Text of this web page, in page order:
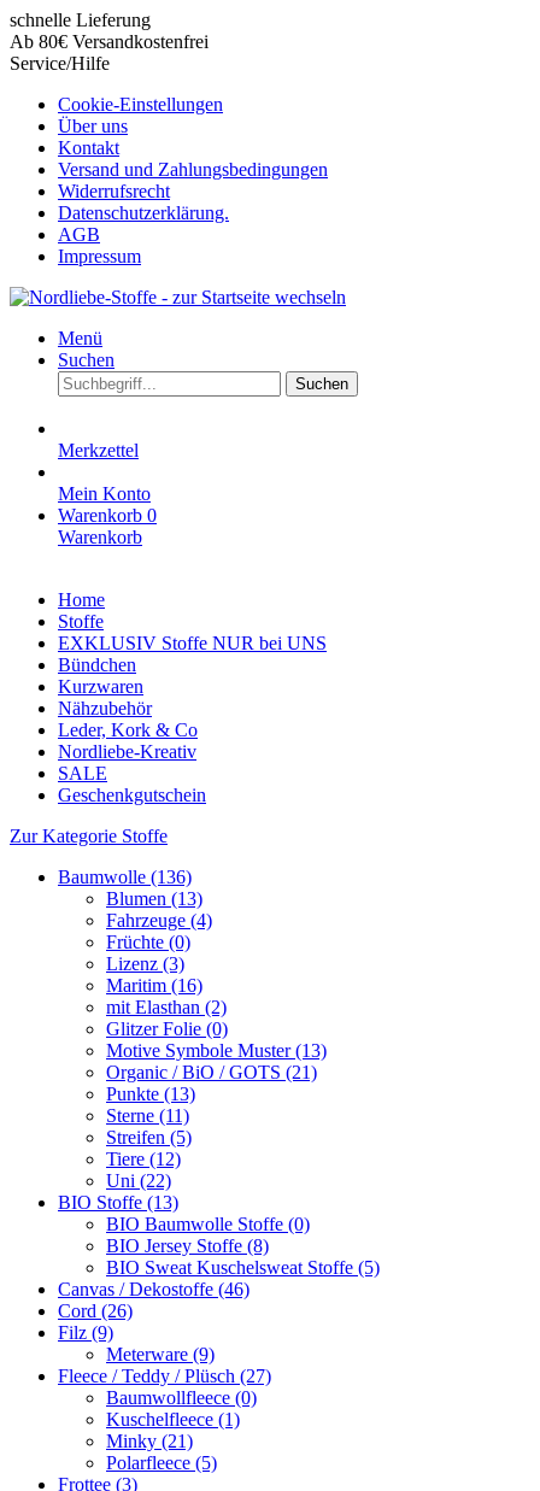
schnelle Lieferung
Ab 80€ Versandkostenfrei
Service/Hilfe
Cookie-Einstellungen
Über uns
Kontakt
Versand und Zahlungsbedingungen
Widerrufsrecht
Datenschutzerklärung.
AGB
Impressum
Menü
Suchen
Suchen
Merkzettel
Mein Konto
Warenkorb 0
Warenkorb
Home
Stoffe
EXKLUSIV Stoffe NUR bei UNS
Bündchen
Kurzwaren
Nähzubehör
Leder, Kork & Co
Nordliebe-Kreativ
SALE
Geschenkgutschein
Zur Kategorie Stoffe
Baumwolle (136)
Blumen (13)
Fahrzeuge (4)
Früchte (0)
Lizenz (3)
Maritim (16)
mit Elasthan (2)
Glitzer Folie (0)
Motive Symbole Muster (13)
Organic / BiO / GOTS (21)
Punkte (13)
Sterne (11)
Streifen (5)
Tiere (12)
Uni (22)
BIO Stoffe (13)
BIO Baumwolle Stoffe (0)
BIO Jersey Stoffe (8)
BIO Sweat Kuschelsweat Stoffe (5)
Canvas / Dekostoffe (46)
Cord (26)
Filz (9)
Meterware (9)
Fleece / Teddy / Plüsch (27)
Baumwollfleece (0)
Kuschelfleece (1)
Minky (21)
Polarfleece (5)
Frottee (3)